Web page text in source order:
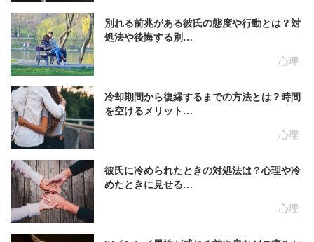
心理
別れる前兆がある彼氏の態度や行動とは？対
処法や後悔する別…
心理
冷却期間から復縁するまでの方法とは？時間
を空けるメリット…
心理
彼氏に冷められたときの対処法は？心理や冷
めたときに見せる…